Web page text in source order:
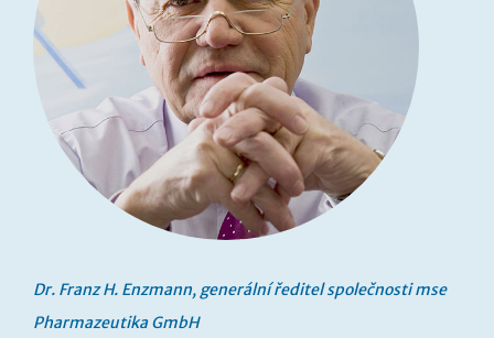
Dr. Franz H. Enzmann, generální ředitel společnosti mse
Pharmazeutika GmbH